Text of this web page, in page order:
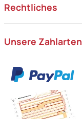
Rechtliches
Unsere Zahlarten